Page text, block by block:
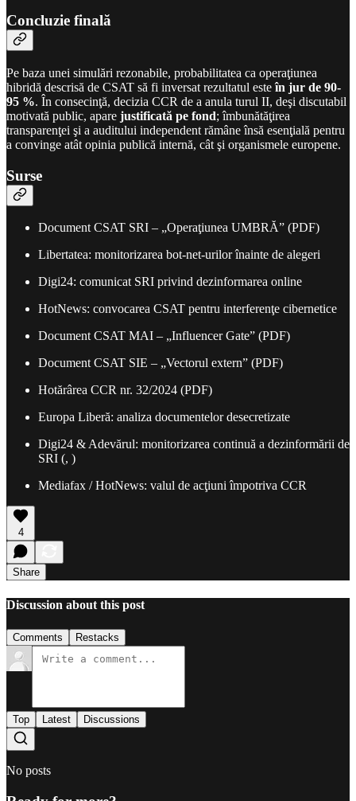
Concluzie finală
Pe baza unei simulări rezonabile, probabilitatea ca operaţiunea
hibridă descrisă de CSAT să fi inversat rezultatul esteîn jur de 90-
95 %. În consecinţă, decizia CCR de a anula turul II, deşi discutabil
motivată public, apare justificată pe fond; îmbunătăţirea
transparenţei şi a auditului independent rămâne însă esenţială pentru
a convinge atât opinia publică internă, cât şi organismele europene.
Surse
Document CSAT SRI – „Operaţiunea UMBRĂ” (PDF)
Libertatea: monitorizarea bot-net-urilor înainte de alegeri
Digi24: comunicat SRI privind dezinformarea online
HotNews: convocarea CSAT pentru interferenţe cibernetice
Document CSAT MAI – „Influencer Gate” (PDF)
Document CSAT SIE – „Vectorul extern” (PDF)
Hotărârea CCR nr. 32/2024 (PDF)
Europa Liberă: analiza documentelor desecretizate
Digi24 & Adevărul: monitorizarea continuă a dezinformării de
SRI (, )
Mediafax / HotNews: valul de acţiuni împotriva CCR
4
Share
Discussion about this post
Comments Restacks
Top Latest Discussions
No posts